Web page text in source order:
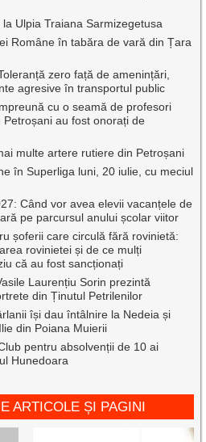
Ulpia Traiana Sarmizegetusa
Române în tabăra de vară din Țara
zero față de amenințări,
agresive în transportul public
cu o seamă de profesori
au fost onorați de
multe artere rutiere din Petroșani
în Superliga luni, 20 iulie, cu meciul
Când vor avea elevii vacanțele de
pe parcursul anului școlar viitor
șoferii care circulă fără rovinietă:
rovinietei și de ce mulți
că au fost sancționați
Laurențiu Sorin prezintă
din Ținutul Petrilenilor
își dau întâlnire la Nedeia și
din Poiana Muierii
pentru absolvenții de 10 ai
Hunedoara
ARTICOLE ȘI PAGINI